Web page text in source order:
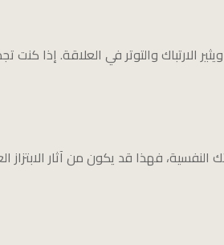
والتوتر في العلاقة. إذا كنت
فهذا قد يكون من آثار